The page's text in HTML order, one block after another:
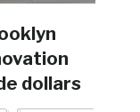
dollars